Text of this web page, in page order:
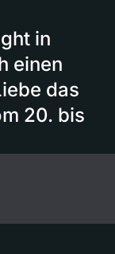
in
einen
das
20. bis